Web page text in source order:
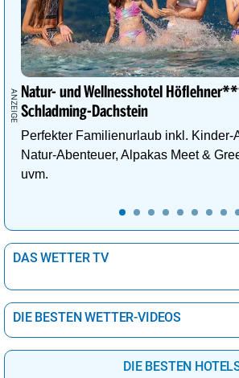
Natur- und Wellnesshotel
Schladming-Dachstein
Perfekter Familienurlaub inkl. Kinder-
Natur-Abenteuer, Alpakas Meet &
uvm.
DAS WETTER TV
DIE BESTEN WETTER-VIDEOS
DIE BESTEN